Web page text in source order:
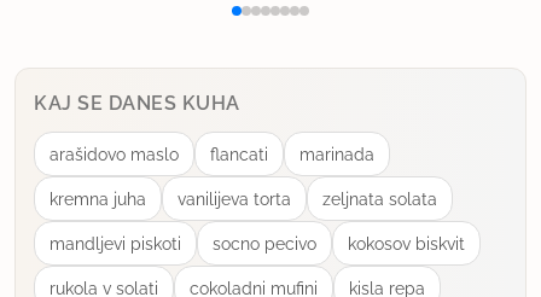
KAJ SE DANES KUHA
arašidovo maslo flancati marinada
kremna juha vanilijeva torta zeljnata solata
mandljevi piskoti socno pecivo kokosov biskvit
rukola v solati cokoladni mufini kisla repa